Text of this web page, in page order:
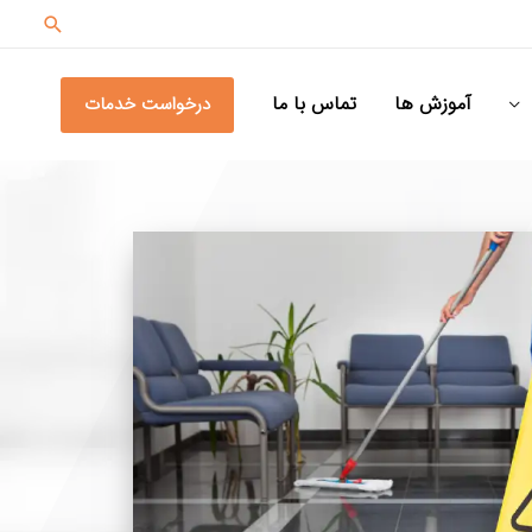
آموزش ها تماس با ما درخواست خدمات